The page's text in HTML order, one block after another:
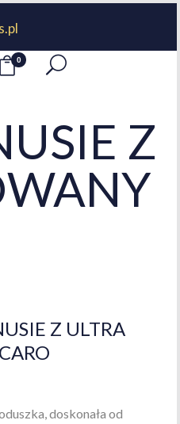
0
Z
Z ULTRA
doskonała od